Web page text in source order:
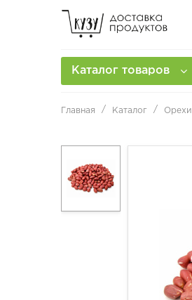
Каталог товаров
Главная Каталог Орехи